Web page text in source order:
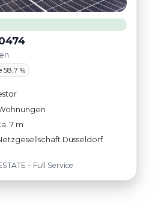
%
7 m
Düsseldorf
– Full Service